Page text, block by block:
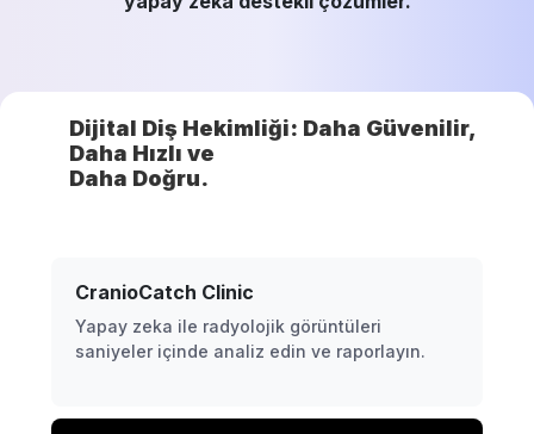
Dijital Diş Hekimliği: Daha Güvenilir,
Daha Hızlı ve
Daha Doğru.
CranioCatch Clinic
Yapay zeka ile radyolojik görüntüleri
saniyeler içinde analiz edin ve raporlayın.